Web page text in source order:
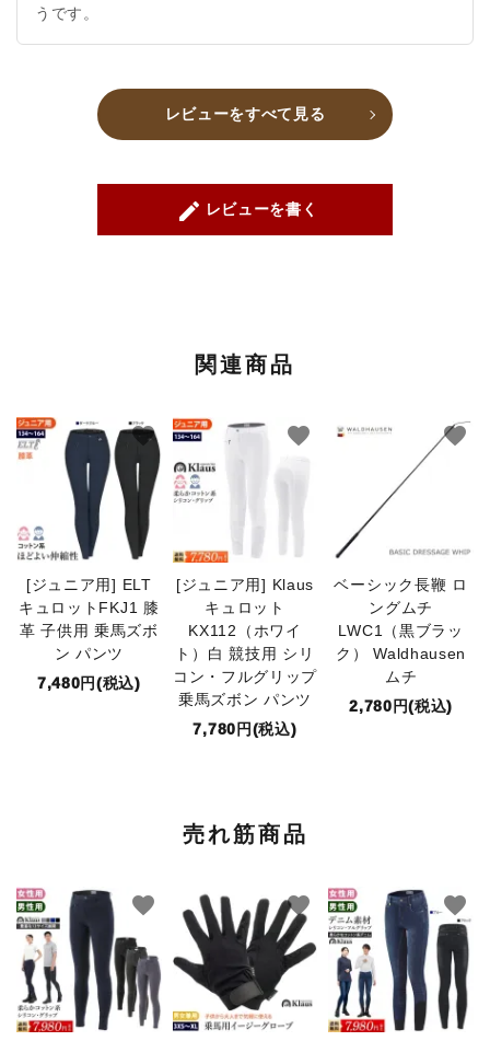
うです。
レビューをすべて見る
create レビューを書く
関連商品
[ジュニア用] ELT
キュロットFKJ1 膝
革 子供用 乗馬ズボ
ン パンツ
7,480円(税込)
favorite
[ジュニア用] Klaus
キュロット
KX112（ホワイ
ト）白 競技用 シリ
コン・フルグリップ
乗馬ズボン パンツ
7,780円(税込)
favorite
ベーシック長鞭 ロ
ングムチ
LWC1（黒ブラッ
ク） Waldhausen
ムチ
2,780円(税込)
favorite
売れ筋商品
favorite favorite favorite